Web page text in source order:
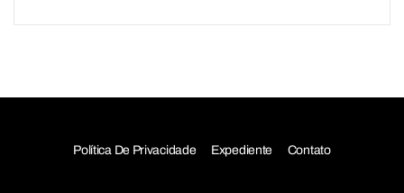
Política De Privacidade Expediente Contato